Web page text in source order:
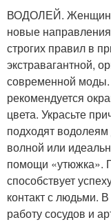
ВОДОЛЕЙ. Женщины
новые
строгих правил в
экстравагантной,
современной моды.
рекомендуется
цвета. Украсьте
подходят
волной или
помощи «утюжка».
способствует
контакт с людьми.
работу сосудов и